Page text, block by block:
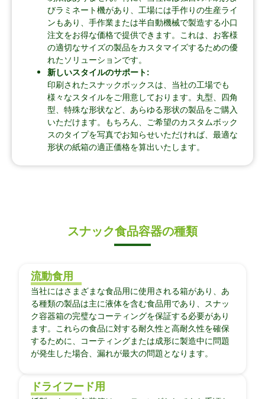
びラミネート機があり、工場には手作りの生産ライ
ンもあり、手作業または半自動機械で製造する小口
注文をお得な価格で提供できます。これは、お客様
の適切なサイズの製品をカスタマイズするための優
れたソリューションです。
新しいスタイルのサポート:
印刷されたスナックボックスは、当社の工場でも
様々なスタイルをご用意しております。丸型、四角
型、特殊な形状など、あらゆる形状の製品をご購入
いただけます。もちろん、ご希望のカスタムボック
スのタイプを写真でお知らせいただければ、最適な
形状の紙箱の適正価格を算出いたします。
スナック食品容器の種類
流動食用
当社にはさまざまな食品用に使用される箱があり、あ
る種類の製品は主に液体を含む食品用であり、スナッ
ク容器箱の完璧なコーティングを保証する必要があり
ます。これらの食品に対する耐久性と高耐久性を確保
するために、コーティングまたは成形に製造中に問題
が発生した場合、漏れが最大の問題となります。
ドライフード用